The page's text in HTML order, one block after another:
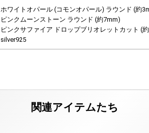
ホワイトオパール (コモンオパール) ラウンド (約
ピンクムーンストーン ラウンド (約7mm)
ピンクサファイア ドロップブリオレットカット (
silver925